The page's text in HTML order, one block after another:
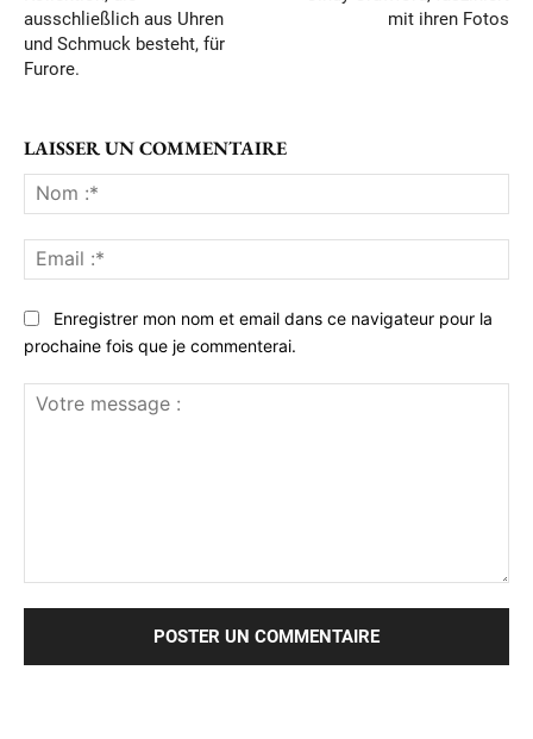
ausschließlich aus Uhren
und Schmuck besteht, für
Furore.
mit ihren Fotos
LAISSER UN COMMENTAIRE
:*
:*
Enregistrer mon nom et email dans ce navigateur pour la
prochaine fois que je commenterai.